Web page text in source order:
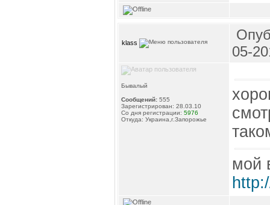
klass
05-
Бывалый
Сообщений: 555
Зарегистрирован: 28.03.10
Со дня регистрации: 5976
Откуда: Украина,г.Запорожье
мой